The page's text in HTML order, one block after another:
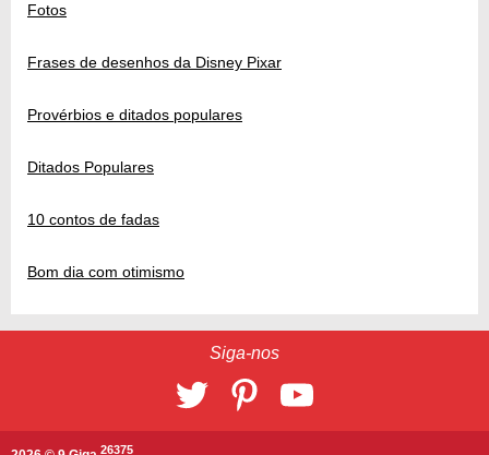
Fotos
Frases de desenhos da Disney Pixar
Provérbios e ditados populares
Ditados Populares
10 contos de fadas
Bom dia com otimismo
Siga-nos
26375